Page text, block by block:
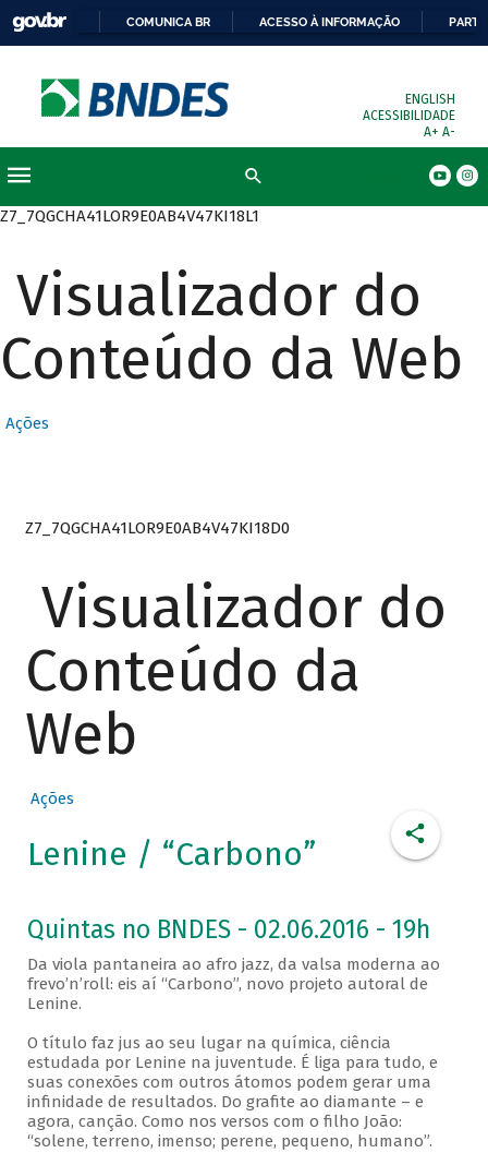
COMUNICA BR ACESSO À INFORMAÇÃO
ENGLISH
ACESSIBILIDADE
A+ A-
Z7_7QGCHA41LOR9E0AB4V47KI18L1
Visualizador do
Conteúdo da Web
Ações
Z7_7QGCHA41LOR9E0AB4V47KI18D0
Visualizador do
Conteúdo da
Web
Ações
Lenine / “Carbono”
Quintas no BNDES - 02.06.2016 - 19h
Da viola pantaneira ao afro jazz, da valsa moderna ao
frevo’n’roll: eis aí “Carbono”, novo projeto autoral de
Lenine.
O título faz jus ao seu lugar na química, ciência
estudada por Lenine na juventude. É liga para tudo, e
suas conexões com outros átomos podem gerar uma
infinidade de resultados. Do grafite ao diamante – e
agora, canção. Como nos versos com o filho João:
“solene, terreno, imenso; perene, pequeno, humano”.